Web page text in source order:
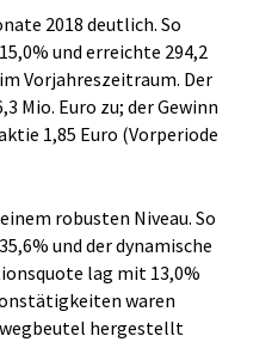
2018 deutlich. So
und erreichte 294,2
Vorjahreszeitraum. Der
Mio. Euro zu; der Gewinn
1,85 Euro (Vorperiode
robusten Niveau. So
und der dynamische
lag mit 13,0%
waren
hergestellt